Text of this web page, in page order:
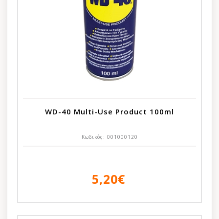
WD-40 Multi-Use Product 100ml
Κωδικός: 001000120
5,20€